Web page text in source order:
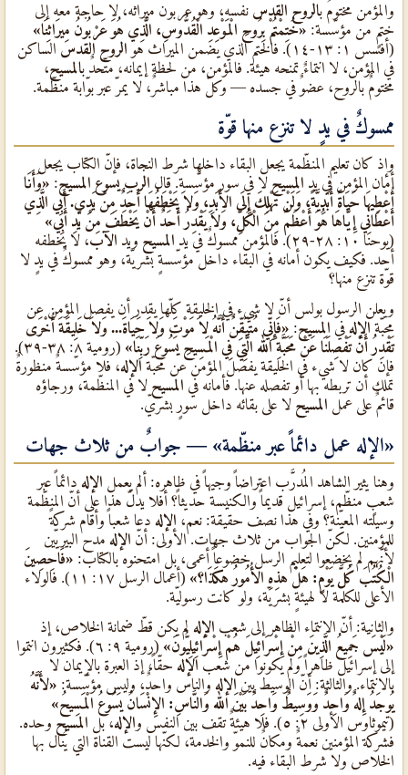
والمؤمن مختومٌ بالروح القدس نفسه، وهو عربون ميراثه، لا حاجة معه إلى
ختمٍ من مؤسّسة: «خُتِمْتُمْ بِرُوحِ الْمَوْعِدِ الْقُدُّوسِ، الَّذِي هُوَ عَرْبُونُ مِيرَاثِنَا»
(أفسس ١: ١٣-١٤). فالختم الذي يضمن الميراث هو
الروح القدس الساكن
في المؤمن، لا انتماءٌ تمنحه هيئة. فالمؤمن، من لحظة إيمانه، متّحدٌ بالمسيح،
مختومٌ بالروح، عضوٌ في جسده — وكلّ هذا مباشرٌ، لا يمرّ عبر بوّابة منظّمة.
ممسوكٌ في يدٍ لا تنزع منها قوّة
وإذ كان تعليم المنظّمة يجعل البقاء داخلها شرط النجاة، فإنّ الكتاب يجعل
أمان المؤمن في يد المسيح لا في سور مؤسّسة. قال الرب يسوع المسيح: «وَأَنَا
أُعْطِيهَا حَيَاةً أَبَدِيَّةً، وَلَنْ تَهْلِكَ إِلَى الأَبَدِ، وَلاَ يَخْطَفُهَا أَحَدٌ مِنْ يَدِي. أَبِي الَّذِي
أَعْطَانِي إِيَّاهَا هُوَ أَعْظَمُ مِنَ الْكُلِّ، وَلاَ يَقْدِرُ أَحَدٌ أَنْ يَخْطَفَ مِنْ يَدِ أَبِي»
(يوحنا ١٠: ٢٨-٢٩). فالمؤمن ممسوكٌ في يد
المسيح ويد الآب، لا يخطفه
أحد. فكيف يكون أمانه في البقاء داخل مؤسّسةٍ بشريّة، وهو ممسوكٌ في يدٍ لا
قوّة تنزع منها؟
ويعلن الرسول بولس أنّ لا شيء في الخليقة كلّها يقدر أن يفصل المؤمن عن
محبّة الإله في المسيح: «فَإِنِّي مُتَيَقِّنٌ أَنَّهُ لاَ مَوْتَ وَلاَ حَيَاةَ... وَلاَ خَلِيقَةَ أُخْرَى
تَقْدِرُ أَنْ تَفْصِلَنَا عَنْ مَحَبَّةِ الله الَّتِي فِي الْمَسِيحِ يَسُوعَ رَبِّنَا»
(رومية ٨: ٣٨-٣٩).
فإن كان لا شيء في الخليقة يفصل المؤمن عن محبّة الإله، فلا مؤسّسةٌ منظورةٌ
تملك أن تربطه بها أو تفصله عنها. فأمانه في المسيح لا في المنظّمة، ورجاؤه
قائمٌ على عمل المسيح لا على بقائه داخل سورٍ بشريّ.
«الإله عمل دائماً عبر منظّمة» — جوابٌ من ثلاث جهات
وهنا يثير الشاهد المُدرَّب اعتراضاً وجيهاً في ظاهره: ألم يعمل الإله دائماً عبر
شعبٍ منظّم، إسرائيل قديماً والكنيسة حديثاً؟ أفلا يدلّ هذا على أنّ المنظّمة
وسيلته المعيّنة؟ وفي هذا نصف حقيقة: نعم، الإله دعا شعباً وأقام شركةً
للمؤمنين. لكنّ الجواب من ثلاث جهات. الأولى: أنّ الإله مدح البيريّين
لأنّهم لم يخضعوا لتعليم الرسل خضوعاً أعمى، بل امتحنوه بالكتاب: «فَاحِصِينَ
الْكُتُبَ كُلَّ يَوْمٍ: هَلْ هذِهِ الأُمُورُ هكَذَا؟»
(أعمال الرسل ١٧: ١١). فالولاء
الأعلى للكلمة لا لهيئةٍ بشريّة، ولو كانت رسوليّة.
والثانية: أنّ الانتماء الظاهر إلى شعب الإله لم يكن قطّ ضمانة الخلاص، إذ
«لَيْسَ جَمِيعُ الَّذِينَ مِنْ إِسْرَائِيلَ هُمْ إِسْرَائِيلِيُّونَ»
(رومية ٩: ٦). فكثيرون انتموا
إلى إسرائيل ظاهراً ولم يكونوا من شعب الإله حقّاً، إذ العبرة بالإيمان لا
بالانتماء. والثالثة: أنّ الوسيط بين الإله والناس واحدٌ، وليس مؤسّسة: «لأَنَّهُ
يُوجَدُ إِلهٌ وَاحِدٌ وَوَسِيطٌ وَاحِدٌ بَيْنَ الله وَالنَّاسِ: الإِنْسَانُ يَسُوعُ الْمَسِيحُ»
(تيموثاوس الأولى ٢: ٥). فلا هيئةٌ تقف بين النفس و
الإله، بل المسيح وحده.
فشركة المؤمنين نعمةٌ ومكانٌ للنموّ والخدمة، لكنّها ليست القناة التي يُنال بها
الخلاص ولا شرط البقاء فيه.